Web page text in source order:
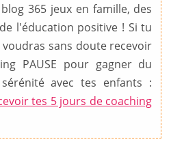
365 jeux en famille, des
l'éducation positive ! Si tu
sans doute recevoir
PAUSE pour gagner du
avec tes enfants :
tes 5 jours de coaching